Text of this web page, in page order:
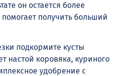
он остается более
получить больший
подкормите кусты
настой коровяка, куриного
удобрение с